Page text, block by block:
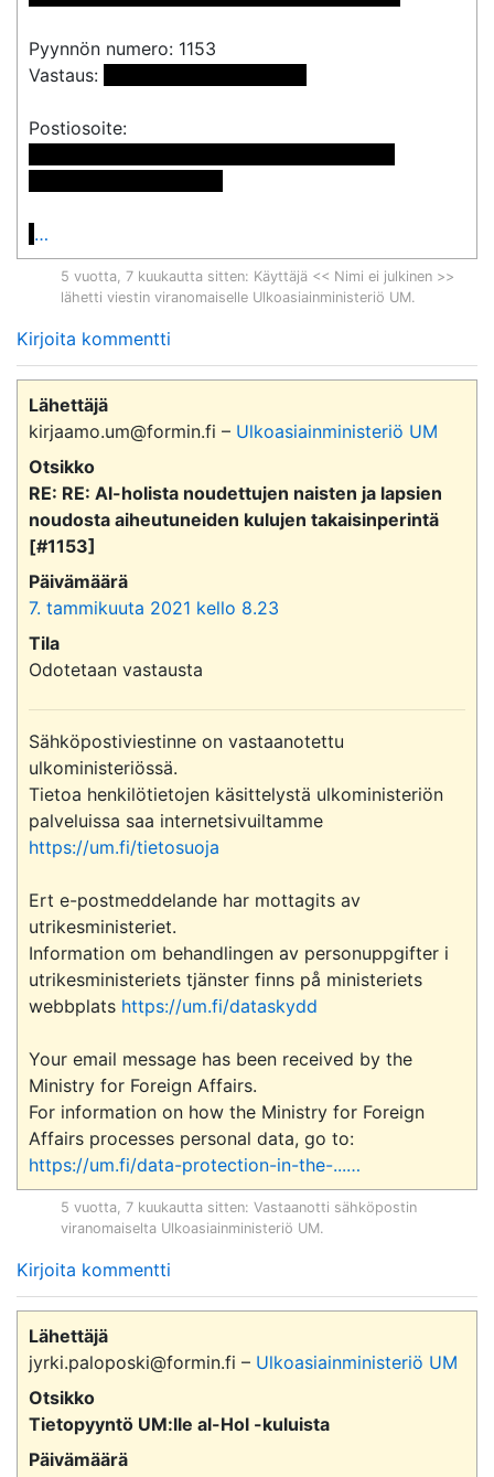
Pyynnön numero: 1153
Vastaus:
…
5 vuotta, 7 kuukautta sitten: Käyttäjä << Nimi ei julkinen >>
lähetti viestin viranomaiselle Ulkoasiainministeriö UM.
Kirjoita kommentti
Lähettäjä
kirjaamo.um@formin.fi – Ulkoasiainministeriö UM
Otsikko
RE: RE: Al-holista noudettujen naisten ja lapsien
noudosta aiheutuneiden kulujen takaisinperintä
[#1153]
Päivämäärä
7. tammikuuta 2021 kello 8.23
Tila
Odotetaan vastausta
Sähköpostiviestinne on vastaanotettu
ulkoministeriössä.
Tietoa henkilötietojen käsittelystä ulkoministeriön
https://um.fi/tietosuoja
Ert e-postmeddelande har mottagits av
utrikesministeriet.
Information om behandlingen av personuppgifter i
utrikesministeriets tjänster finns på ministeriets
webbplats https://um.fi/dataskydd
Your email message has been received by the
Ministry for Foreign Affairs.
For information on how the Ministry for Foreign
https://um.fi/data-protection-in-the-...…
5 vuotta, 7 kuukautta sitten: Vastaanotti sähköpostin
viranomaiselta Ulkoasiainministeriö UM.
Kirjoita kommentti
Lähettäjä
jyrki.paloposki@formin.fi – Ulkoasiainministeriö UM
Otsikko
Tietopyyntö UM:lle al-Hol -kuluista
Päivämäärä